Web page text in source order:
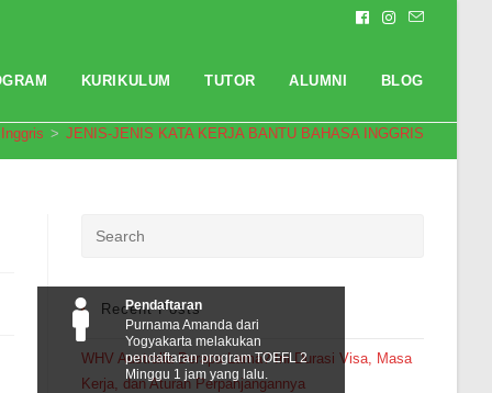
KURIKULUM TUTOR ALUMNI BLOG
> JENIS-JENIS KATA KERJA BANTU BAHASA INGGRIS
Recent Posts
WHV Australia Berapa Lama? Ini Durasi Visa, Masa
Kerja, dan Aturan Perpanjangannya
Pendaftaran
Purnama Amanda dari
Yogyakarta melakukan
pendaftaran program TOEFL 2
Minggu 1 jam yang lalu.